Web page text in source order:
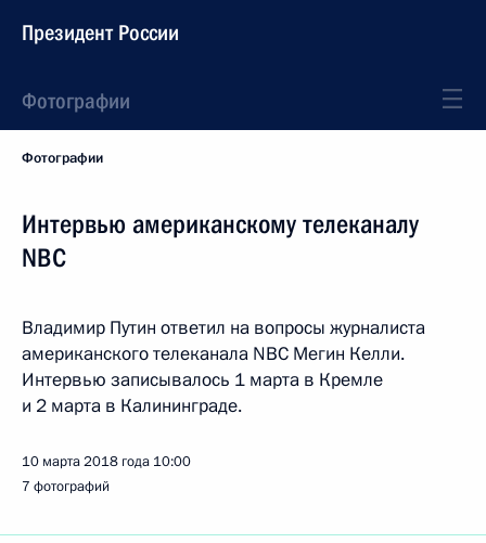
Президент России
Фотографии
Фотографии
Интервью американскому телеканалу
NBC
Владимир Путин ответил на вопросы журналиста
американского телеканала NBC Мегин Келли.
Интервью записывалось 1 марта в Кремле
и 2 марта в Калининграде.
10 марта 2018 года 10:00
7 фотографий